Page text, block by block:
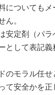
についてもメ
ん。
安定剤（パラ
として表記
のモラル任せ
て安全かを正